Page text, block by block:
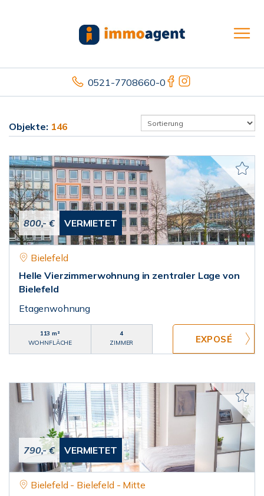
0521-7708660-0
Objekte: 146
800,- € VERMIETET
Bielefeld
Helle Vierzimmerwohnung in zentraler Lage von
Bielefeld
Etagenwohnung
113 m²
WOHNFLÄCHE
4
ZIMMER
790,- € VERMIETET
Bielefeld - Bielefeld - Mitte